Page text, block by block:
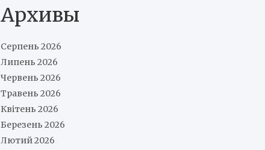
Архивы
Серпень 2026
Липень 2026
Червень 2026
Травень 2026
Квітень 2026
Березень 2026
Лютий 2026